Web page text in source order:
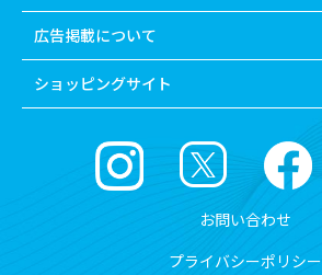
広告掲載について
ショッピングサイト
お問い合わせ
プライバシーポリシー